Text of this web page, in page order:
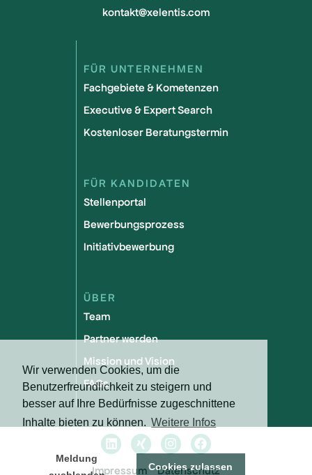
Wir verwenden Cookies, um die
Benutzerfreundlichkeit zu steigern und
besser auf Ihre Bedürfnisse zugeschnittene
Inhalte bieten zu können. Weitere Infos
Meldung
Cookies zulassen
kontakt@xelentis.com
FÜR UNTERNEHMEN
Fachgebiete & Kometenzen
Executive & Expert Search
Kostenloser Beratungstermin
FÜR KANDIDATEN
Stellenportal
Bewerbungsprozess
Initiativbewerbung
ÜBER
Team
Partner werden
Mission und Vision
FAQs
Impressum Datenschutz